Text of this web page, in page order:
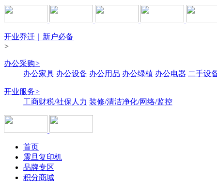
开业乔迁｜新户必备
>
办公采购>
办公家具 办公设备 办公用品 办公绿植 办公电器 二手设
开业服务>
工商财税/社保人力 装修/清洁净化/网络/监控
首页
震旦复印机
品牌专区
积分商城